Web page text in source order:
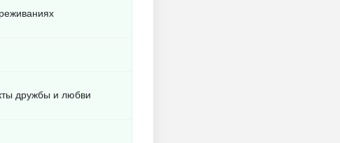
дружбы и любви